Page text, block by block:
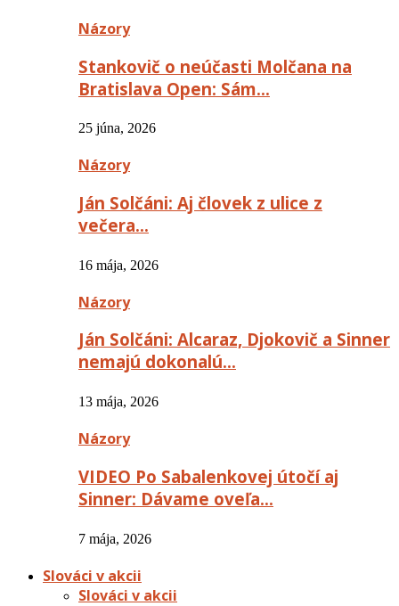
Názory
Stankovič o neúčasti Molčana na
Bratislava Open: Sám…
25 júna, 2026
Názory
Ján Solčáni: Aj človek z ulice z
večera…
16 mája, 2026
Názory
Ján Solčáni: Alcaraz, Djokovič a Sinner
nemajú dokonalú…
13 mája, 2026
Názory
VIDEO Po Sabalenkovej útočí aj
Sinner: Dávame oveľa…
7 mája, 2026
Slováci v akcii
Slováci v akcii